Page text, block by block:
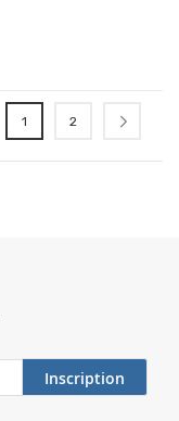
Page
1 2
Inscription